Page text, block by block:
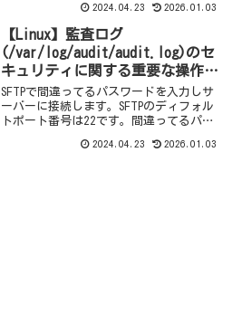
ム認証情報ログを確認するには
/var/log/auth.log を参照します。
2024.04.23 2026.01.03
【Linux】監査ログ
(/var/log/audit/audit.log)のセ
キュリティに関する重要な操作記
録：sftp 接続失敗(パスワード不
一致)の確認手順
SFTPで間違ってるパスワードを入力しサ
ーバーに接続します。SFTPのディフォル
トポート番号は22です。間違ってるパス
ステム認証情報ログを確認するには
2024.04.23 2026.01.03